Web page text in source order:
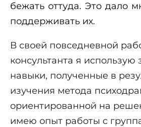
бежать оттуда. Это дало
поддерживать их.
В своей повседневной
консультанта я использую
навыки, полученные в
изучения метода
ориентированной на
имею опыт работы с